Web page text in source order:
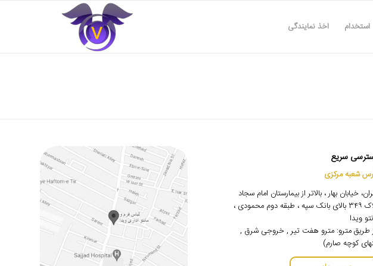
استخدام اخذ نمایندگی
سریع
شعبه مرکزی
خیابان بهار ، بالاتر از بیمارستان امام سجاد
پلاک ۳۴۹ بالای بانک سپه ، طبقه دوم محمودی ،
ویدا
طریق مترو: مترو هفت تیر , خروجی شرق ,
کوچه صارم)